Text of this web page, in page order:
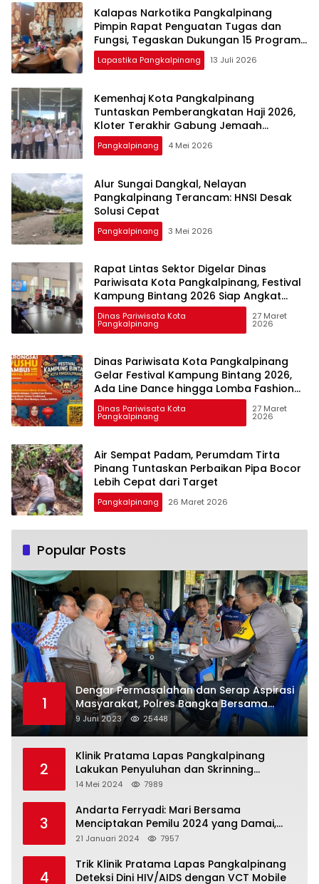
Kalapas Narkotika Pangkalpinang
Pimpin Rapat Penguatan Tugas dan
Fungsi, Tegaskan Dukungan 15 Program
Aksi Kementerian
Lapastika Pangkalpinang 13 Juli 2026
Kemenhaj Kota Pangkalpinang
Tuntaskan Pemberangkatan Haji 2026,
Kloter Terakhir Gabung Jemaah
Palembang
Pangkalpinang 4 Mei 2026
Alur Sungai Dangkal, Nelayan
Pangkalpinang Terancam: HNSI Desak
Solusi Cepat
Pangkalpinang 3 Mei 2026
Rapat Lintas Sektor Digelar Dinas
Pariwisata Kota Pangkalpinang, Festival
Kampung Bintang 2026 Siap Angkat
Budaya Cengbeng di Pangkalpinang
Dinas Pariwisata Kota
Pangkalpinang
27 Maret
2026
Dinas Pariwisata Kota Pangkalpinang
Gelar Festival Kampung Bintang 2026,
Ada Line Dance hingga Lomba Fashion
Show
Dinas Pariwisata Kota
Pangkalpinang
27 Maret
2026
Air Sempat Padam, Perumdam Tirta
Pinang Tuntaskan Perbaikan Pipa Bocor
Lebih Cepat dari Target
Pangkalpinang 26 Maret 2026
Popular Posts
1
Dengar Permasalahan dan Serap Aspirasi
Masyarakat, Polres Bangka Bersama
Polsek Pemali Rutin Gelar Jumat Curhat
9 Juni 2023 25448
2
Klinik Pratama Lapas Pangkalpinang
Lakukan Penyuluhan dan Skrinning
Kesehatan Jiwa Bagi Warga Binaan
14 Mei 2024 7989
3
Andarta Ferryadi: Mari Bersama
Menciptakan Pemilu 2024 yang Damai,
Jujur dan Adil.
21 Januari 2024 7957
4
Trik Klinik Pratama Lapas Pangkalpinang
Deteksi Dini HIV/AIDS dengan VCT Mobile